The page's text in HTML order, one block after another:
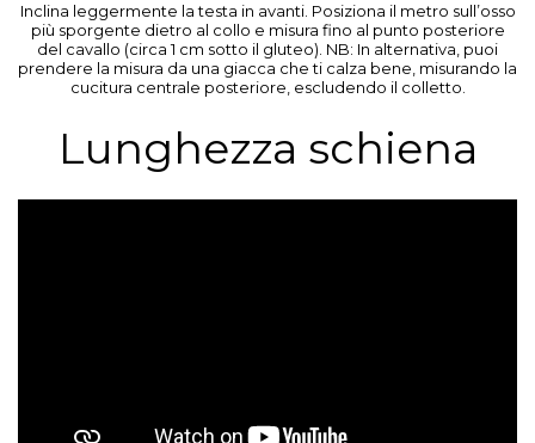
Inclina leggermente la testa in avanti. Posiziona il metro sull’osso
più sporgente dietro al collo e misura fino al punto posteriore
del cavallo (circa 1 cm sotto il gluteo). NB: In alternativa, puoi
prendere la misura da una giacca che ti calza bene, misurando la
cucitura centrale posteriore, escludendo il colletto.
Lunghezza schiena